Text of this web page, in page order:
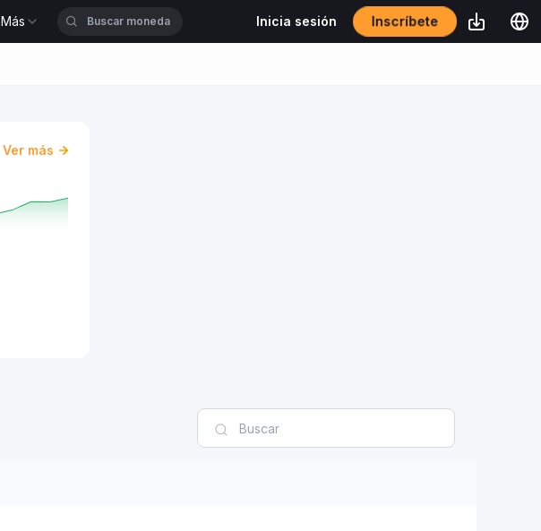
Más Inicia sesión Inscríbete
Ver más